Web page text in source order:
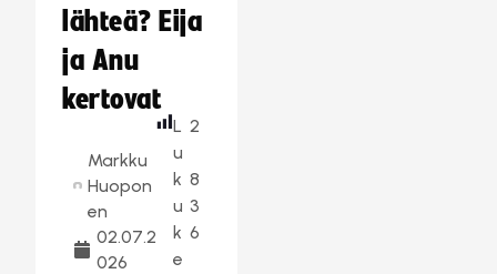
lähteä? Eija
ja Anu
kertovat
Markku
Huopon
en
02.07.2
026
L
u
k
u
k
e
2
8
3
6